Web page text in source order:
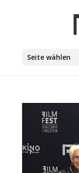
Seite wählen